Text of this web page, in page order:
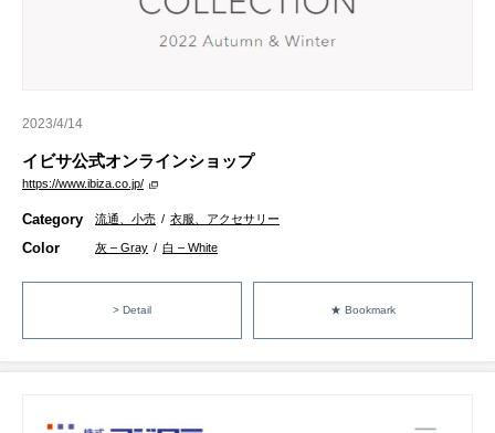
2023/4/14
イビサ公式オンラインショップ
https://www.ibiza.co.jp/
Category 流通、小売 / 衣服、アクセサリー
Color 灰 – Gray / 白 – White
> Detail ★ Bookmark